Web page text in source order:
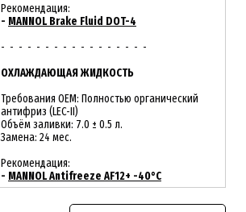
Рекомендация:
- MANNOL Brake Fluid DOT-4
- - - - - - - - - - - - - - - - -
ОХЛАЖДАЮЩАЯ ЖИДКОСТЬ
Требования OEM: Полностью органический
антифриз (LEC-II)
Объём заливки: 7.0 ± 0.5 л.
Замена: 24 мес.
Рекомендация:
- MANNOL Antifreeze AF12+ -40°C